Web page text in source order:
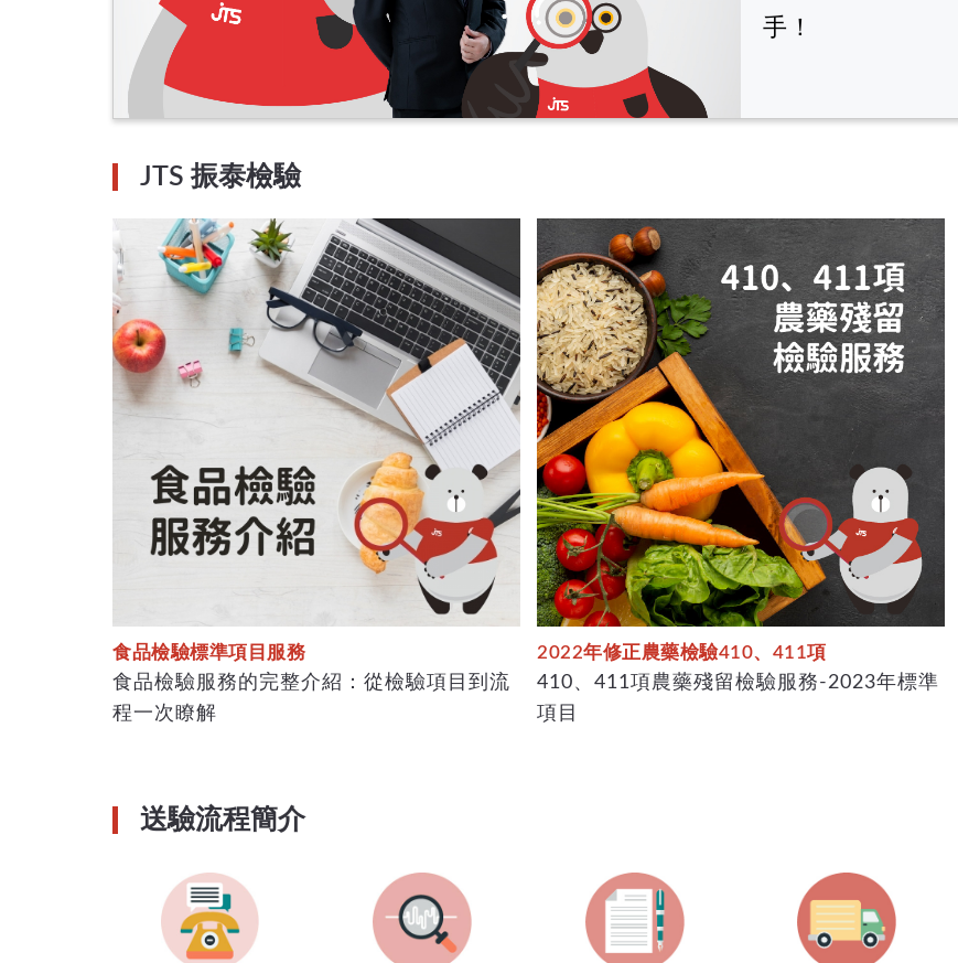
手！
JTS 振泰檢驗
食品檢驗標準項目服務
食品檢驗服務的完整介紹：從檢驗項目到流
程一次瞭解
2022年修正農藥檢驗410、411項
410、411項農藥殘留檢驗服務-2023年標準
項目
送驗流程簡介